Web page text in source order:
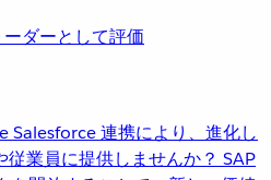
ダーとして評価
Salesforce 連携により、進化し
業員に提供しませんか？ SAP